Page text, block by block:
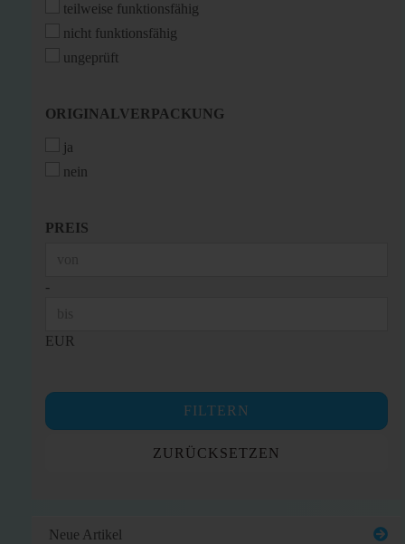
teilweise funktionsfähig
nicht funktionsfähig
ungeprüft
ORIGINALVERPACKUNG
ORIGINALVERPACKUNG
ja
nein
PREIS
PREIS
-
EUR
FILTERN
ZURÜCKSETZEN
Neue Artikel